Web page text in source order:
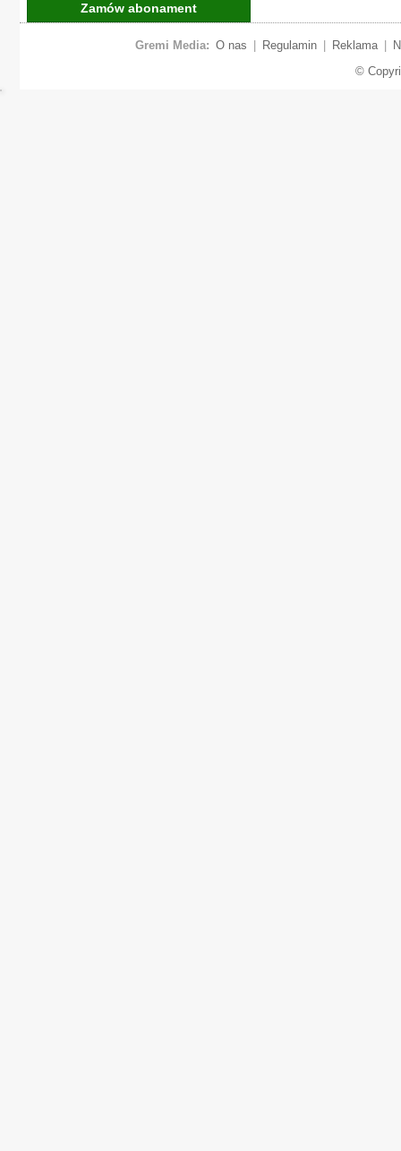
Zamów abonament
Gremi Media: O nas Regulamin Reklama
©